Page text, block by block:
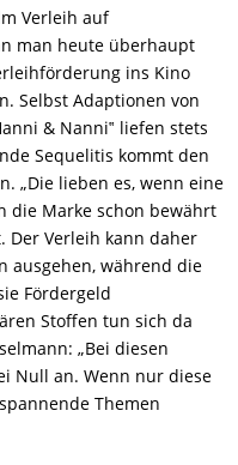
Verleih auf
man heute überhaupt
ins Kino
Selbst Adaptionen von
& Nanni‟ liefen stets
Sequelitis kommt den
„Die lieben es, wenn eine
die Marke schon bewährt
Der Verleih kann daher
ausgehen, während die
Fördergeld
Stoffen tun sich da
„Bei diesen
Null an. Wenn nur diese
Themen